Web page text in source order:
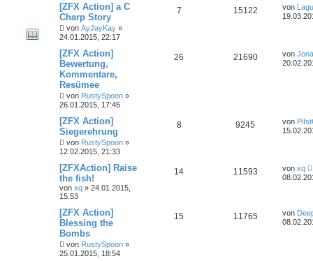
[ZFX Action] a C
Charp Story
von AyJayKay »
24.01.2015, 22:17
7 15122 von
[ZFX Action]
Bewertung,
Kommentare,
Resümee
von RustySpoon »
26.01.2015, 17:45
26 21690 von
[ZFX Action]
Siegerehrung
von RustySpoon »
12.02.2015, 21:33
8 9245 von
[ZFXAction] Raise
the fish!
von xq » 24.01.2015,
15:53
14 11593 von xq
[ZFX Action]
Blessing the
Bombs
von RustySpoon »
25.01.2015, 18:54
15 11765 von